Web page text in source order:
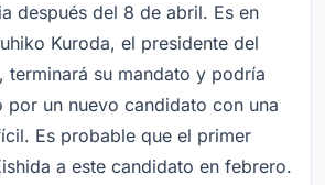
después del 8 de abril. Es en
Kuroda, el presidente del
terminará su mandato y podría
por un nuevo candidato con una
Es probable que el primer
a este candidato en febrero.